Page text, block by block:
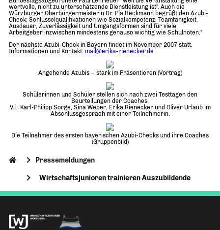
wertvolle, nicht zu unterschätzende Dienstleistung ist". Auch die
Würzburger Oberbürgermeisterin Dr. Pia Beckmann begrüßt den Azubi-
Check: Schlüsselqualifikationen wie Sozialkompetenz, Teamfähigkeit,
Ausdauer, Zuverlässigkeit und Umgangsformen sind für viele
Arbeitgeber inzwischen mindestens genauso wichtig wie Schulnoten."
Der nächste Azubi-Check in Bayern findet im November 2007 statt.
Informationen und Kontakt: mail@erika-rienecker.de
Angehende Azubis – stark im Präsentieren (Vortrag)
Schülerinnen und Schüler stellen sich nach zwei Testtagen den
Beurteilungen der Coaches.
V.l.: Karl-Philipp Sorge, Sina Weber, Erika Rienecker und Oliver Urlaub im
Abschlussgespräch mit einer Teilnehmerin.
Die Teilnehmer des ersten bayerischen Azubi-Checks und ihre Coaches
(Gruppenbild)
Pressemeldungen
Wirtschaftsjunioren trainieren Auszubildende